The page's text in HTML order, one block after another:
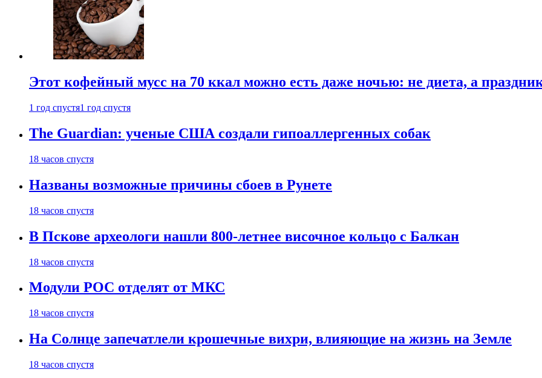
Этот кофейный мусс на 70 ккал можно есть даже ночью: не диета, а
1 год спустя1 год спустя
The Guardian: ученые США создали гипоаллергенных собак
18 часов спустя
Названы возможные причины сбоев в Рунете
18 часов спустя
В Пскове археологи нашли 800-летнее височное кольцо с Балкан
18 часов спустя
Модули РОС отделят от МКС
18 часов спустя
На Солнце запечатлели крошечные вихри, влияющие на жизнь на Земле
18 часов спустя